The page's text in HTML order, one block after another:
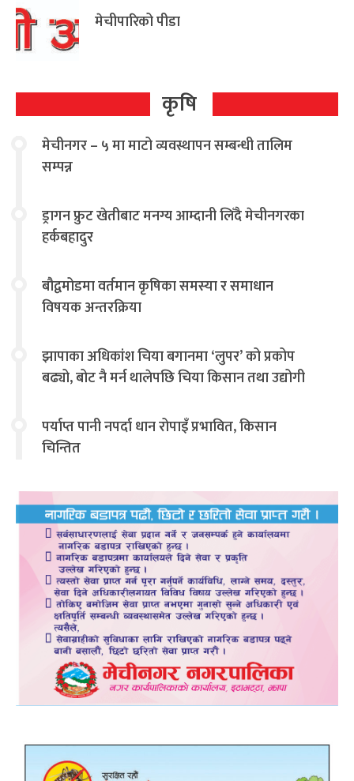
मेचीपारिको पीडा
कृषि
मेचीनगर – ५ मा माटो व्यवस्थापन सम्बन्धी तालिम
सम्पन्न
ड्रागन फ्रुट खेतीबाट मनग्य आम्दानी लिँदै मेचीनगरका
हर्कबहादुर
बौद्वमोडमा वर्तमान कृषिका समस्या र समाधान
विषयक अन्तरक्रिया
झापाका अधिकांश चिया बगानमा ‘लुपर’ को प्रकोप
बढ्यो, बोट नै मर्न थालेपछि चिया किसान तथा उद्योगी
पर्याप्त पानी नपर्दा धान रोपाइँ प्रभावित, किसान
चिन्तित